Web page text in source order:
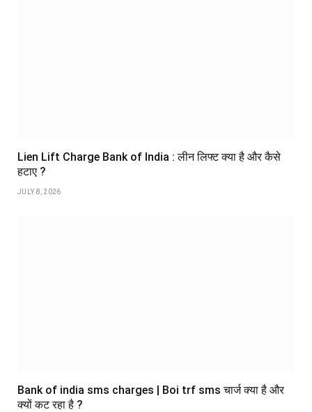
Lien Lift Charge Bank of India : लीन लिफ्ट क्या है और कैसे
हटाए ?
JULY 8, 2026
Bank of india sms charges | Boi trf sms चार्ज क्या है और
क्यों कट रहा है ?